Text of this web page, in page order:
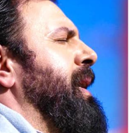
عذوبة ورومانسية (عفاف
تفرض حضورها الراقي